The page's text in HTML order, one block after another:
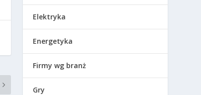
Elektryka
Energetyka
Firmy wg branż
Gry